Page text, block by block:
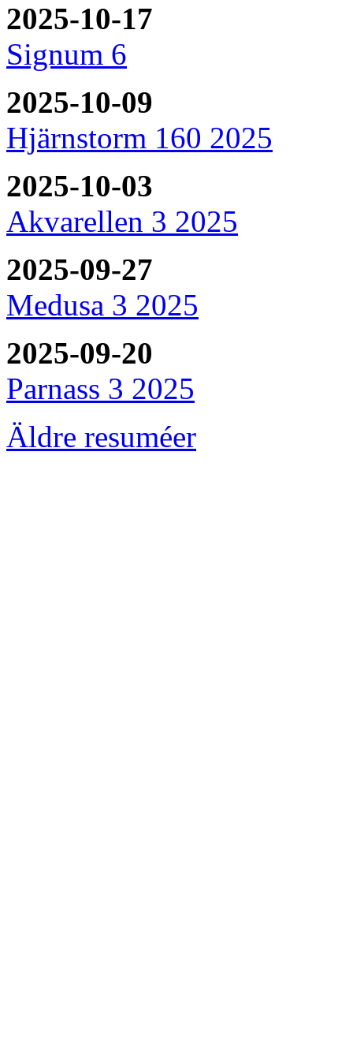
2025-10-17
Signum 6
2025-10-09
Hjärnstorm 160 2025
2025-10-03
Akvarellen 3 2025
2025-09-27
Medusa 3 2025
2025-09-20
Parnass 3 2025
Äldre resuméer